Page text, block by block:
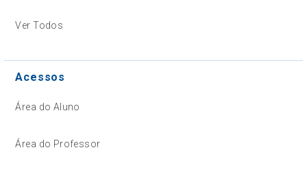
Ver Todos
Acessos
Área do Aluno
Área do Professor